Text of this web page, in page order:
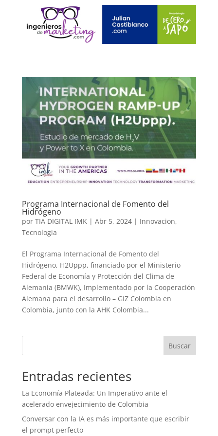
Programa Internacional de Fomento del
Hidrógeno
por TIA DIGITAL IMK| Abr 5, 2024| Innovacion,
Tecnologia
El Programa Internacional de Fomento del
Hidrógeno, H2Uppp, financiado por el Ministerio
Federal de Economía y Protección del Clima de
Alemania (BMWK), Implementado por la Cooperación
Alemana para el desarrollo – GIZ Colombia en
Colombia, junto con la AHK Colombia...
Buscar
Entradas recientes
La Economía Plateada: Un Imperativo ante el
acelerado envejecimiento de Colombia
Conversar con la IA es más importante que escribir
el prompt perfecto